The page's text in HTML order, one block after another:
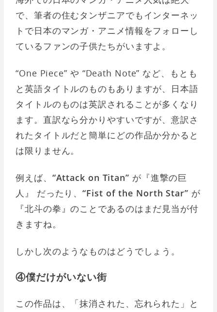
で、筆者の住むタンザニアでもインターネッ
トで日本のマンガ・アニメ情報をフォローし
ているファンの子供たちがいますよ。
“One Piece” や “Death Note” など、もとも
と英語タイトルのものもありますが、日本語
タイトルのものは英訳されることが多くなり
ます。直訳なら分かりやすいですが、意訳さ
れたタイトルだと簡単にどの作品か分かると
は限りません。
例えば、 “Attack on Titan” が『進撃の巨
人』 だったり、“Fist of the North Star” が
『北斗の拳』のことであるのはまだ見当が付
きますね。
しかし次のようなものはどうでしょう。
④僕だけがいない街
この作品は、「抹消された、忘れられた」と